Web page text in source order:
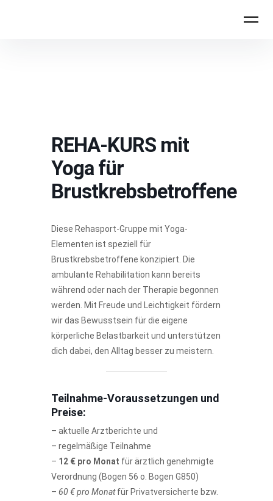
REHA-KURS mit
Yoga für
Brustkrebsbetroffene
Diese Rehasport-Gruppe mit Yoga-
Elementen ist speziell für
Brustkrebsbetroffene konzipiert. Die
ambulante Rehabilitation kann bereits
während oder nach der Therapie begonnen
werden. Mit Freude und Leichtigkeit fördern
wir das Bewusstsein für die eigene
körperliche Belastbarkeit und unterstützen
dich dabei, den Alltag besser zu meistern.
Teilnahme-Voraussetzungen und
Preise:
– aktuelle Arztberichte und
– regelmäßige Teilnahme
– 12 € pro Monat für ärztlich genehmigte
Verordnung (Bogen 56 o. Bogen G850)
– 60 € pro Monatfür Privatversicherte bzw.